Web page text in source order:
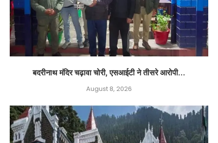
बदरीनाथ मंदिर चढ़ावा चोरी, एसआईटी ने तीसरे आरोपी...
August 8, 2026